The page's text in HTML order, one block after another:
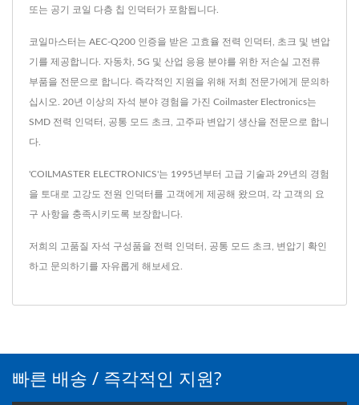
또는 공기 코일 다층 칩 인덕터가 포함됩니다.
코일마스터는 AEC-Q200 인증을 받은 고효율 전력 인덕터, 초크 및 변압
기를 제공합니다. 자동차, 5G 및 산업 응용 분야를 위한 저손실 고전류
부품을 전문으로 합니다. 즉각적인 지원을 위해 저희 전문가에게 문의하
십시오. 20년 이상의 자석 분야 경험을 가진 Coilmaster Electronics는
SMD 전력 인덕터, 공통 모드 초크, 고주파 변압기 생산을 전문으로 합니
다.
'COILMASTER ELECTRONICS'는 1995년부터 고급 기술과 29년의 경험
을 토대로 고강도 전원 인덕터를 고객에게 제공해 왔으며, 각 고객의 요
구 사항을 충족시키도록 보장합니다.
저희의 고품질 자석 구성품을 전력 인덕터 공통 모드 초크 변압기 확인
하고 문의하기 를 자유롭게 해보세요.
빠른 배송 / 즉각적인 지원?